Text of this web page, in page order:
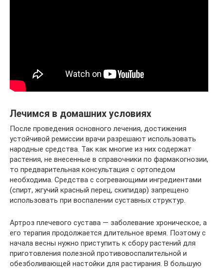
Лечимся в домашних условиях
После проведения основного лечения, достижения
устойчивой ремиссии врачи разрешают использовать
народные средства. Так как многие из них содержат
растения, не внесенные в справочники по фармакогнозии,
то предварительная консультация с ортопедом
необходима. Средства с согревающими ингредиентами
(спирт, жгучий красный перец, скипидар) запрещено
использовать при воспалении суставных структур.
Артроз плечевого сустава — заболевание хроническое, а
его терапия продолжается длительное время. Поэтому с
начала весны нужно приступить к сбору растений для
приготовления полезной противовоспалительной и
обезболивающей настойки для растирания. В большую